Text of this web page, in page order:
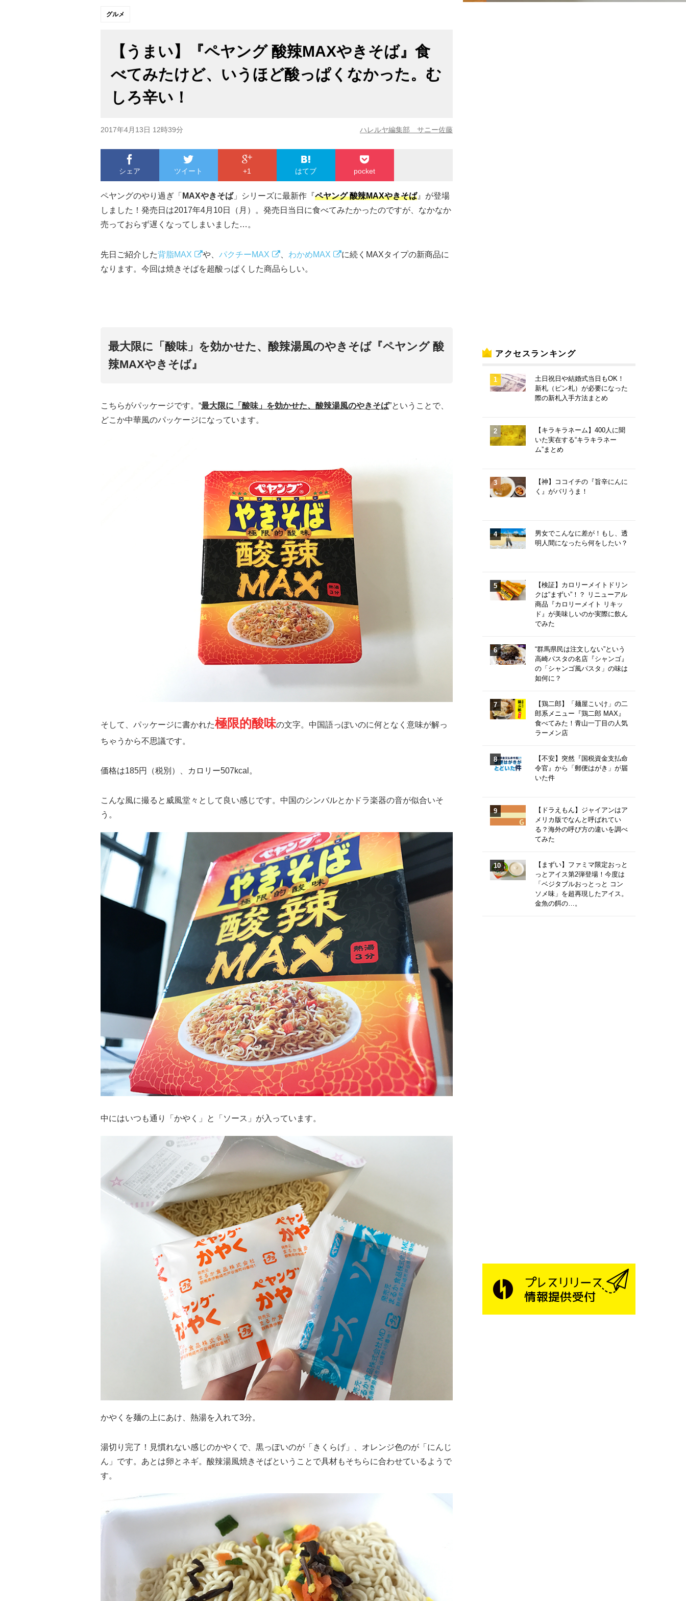
グルメ
【うまい】『ペヤング 酸辣MAXやきそば』食
べてみたけど、いうほど酸っぱくなかった。む
しろ辛い！
2017年4月13日 12時39分 ハレルヤ編集部 サニー佐藤
シェア ツイート +1 はてブ pocket
ペヤングのやり過ぎ「 MAXやきそば」シリーズに最新作『ペヤング 酸辣MAXやきそば』が登場
しました！発売日は2017年4月10日（月）。発売日当日に食べてみたかったのですが、なかなか
売っておらず遅くなってしまいました…。
先日ご紹介した背脂MAX や、 パクチーMAX わかめMAX
に続くMAXタイプの新商品に
なります。今回は焼きそばを超酸っぱくした商品らしい。
最大限に「酸味」を効かせた、酸辣湯風のやきそば『ペヤング 酸
辣MAXやきそば』
こちらがパッケージです。“最大限に「酸味」を効かせた、酸辣湯風のやきそば”ということで、
どこか中華風のパッケージになっています。
そして、パッケージに書かれた極限的酸味の文字。中国語っぽいのに何となく意味が解っ
ちゃうから不思議です。
価格は185円（税別）、カロリー507kcal。
こんな風に撮ると威風堂々として良い感じです。中国のシンバルとかドラ楽器の音が似合いそ
う。
中にはいつも通り「かやく」と「ソース」が入っています。
かやくを麺の上にあけ、熱湯を入れて3分。
湯切り完了！見慣れない感じのかやくで、黒っぽいのが「きくらげ」、オレンジ色のが「にんじ
ん」です。あとは卵とネギ。酸辣湯風焼きそばということで具材もそちらに合わせているようで
す。
アクセスランキング
土日祝日や結婚式当日もOK！
新札（ピン札）が必要になった
際の新札入手方法まとめ
【キラキラネーム】400人に聞
いた実在する“キラキラネー
ム”まとめ
【神】ココイチの『旨辛にんに
く』がバリうま！
男女でこんなに差が！もし、透
明人間になったら何をしたい？
【検証】カロリーメイトドリン
クは“まずい”！？ リニューアル
商品『カロリーメイト リキッ
ド』が美味しいのか実際に飲ん
でみた
“群馬県民は注文しない”という
高崎パスタの名店『シャンゴ』
の「シャンゴ風パスタ」の味は
如何に？
【鶏二郎】「麺屋こいけ」の二
郎系メニュー『鶏二郎 MAX』
食べてみた！青山一丁目の人気
ラーメン店
【不安】突然『国税資金支払命
令官』から「郵便はがき」が届
いた件
【ドラえもん】ジャイアンはア
メリカ版でなんと呼ばれてい
る？海外の呼び方の違いを調べ
てみた
【まずい】ファミマ限定おっと
っとアイス第2弾登場！今度は
「ベジタブルおっとっと コン
ソメ味」を超再現したアイス。
金魚の餌の…。